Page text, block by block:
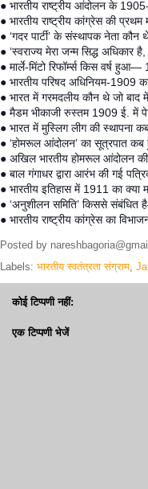
● भारतीय राष्ट्रीय आंदोलन के
● भारतीय राष्ट्रीय कांग्रेस की
● ‘गदर पार्टी’ के संस्थापक नेता
● ‘स्वराज्य मेरा जन्म सिद्ध
● मार्ले-मिंटो रिफॉर्म्स किस वर्ष
● भारतीय परिषद अधिनियम-1909
● भारत में गरमदलीय कौन थे जो बाद
● मैडम भीकाजी रुस्तम 1909 ई. में
● भारत में मुस्लिग लीग की स्थापना
● ‘होमरूल आंदोलन’ का सूत्रपात
● अखिल भारतीय होमरूल आंदोलन
● बाल गंगाधर द्वारा आरंभ की गई
● भारतीय इतिहास में 1911 का क्या
● ‘अनुशीलन समिति’ किससे संबंधित
● भारतीय राष्ट्रीय कांग्रेस का
Posted by
Labels: भारतीय स्वतंत्रता संग्राम,
कोई टिप्पणी नहीं:
एक टिप्पणी भेजें